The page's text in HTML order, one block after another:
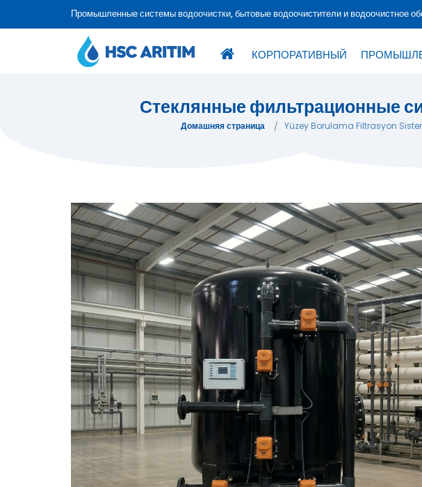
Промышленные системы водоочистки, бытовые водоочистители и водоочистное
КОРПОРАТИВНЫЙ
Стеклянные фильтрационные
Домашняя страница Yüzey Borulama Filtrasyon